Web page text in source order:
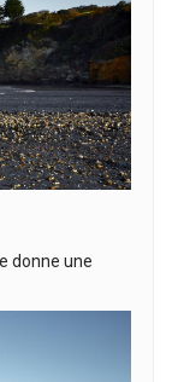
donne une